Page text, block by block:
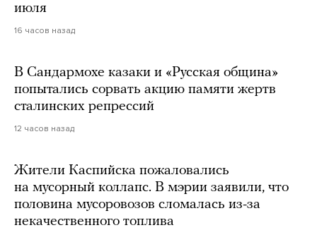
июля
16 часов назад
В Сандармохе казаки и «Русская община»
попытались сорвать акцию памяти жертв
сталинских репрессий
12 часов назад
Жители Каспийска пожаловались
на мусорный коллапс. В мэрии заявили, что
половина мусоровозов сломалась из-за
некачественного топлива